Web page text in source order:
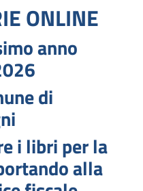
ONLINE
anno
di
i libri per la
alla